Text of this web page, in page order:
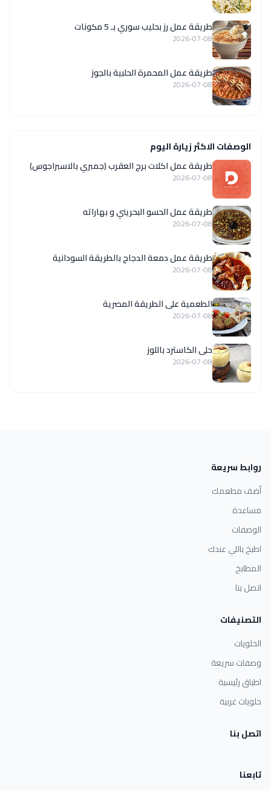
طريقة عمل رز بحليب سوري بـ 5 مكونات
2026-07-08
طريقة عمل المحمرة الحلبية بالجوز
2026-07-08
الوصفات الاكثر زيارة اليوم
طريقة عمل اكلات برج العقرب (جمبري بالاسبراجوس)
2026-07-08
طريقة عمل الحسو البحريني و بهاراته
2026-07-08
طريقة عمل دمعة الدجاج بالطريقة السودانية
2026-07-08
الطعمية على الطريقة المصرية
2026-07-08
حلى الكاسترد باللوز
2026-07-08
روابط سريعة
أضف مطعمك
مساعدة
الوصفات
اطبخ باللي عندك
المطابخ
اتصل بنا
التصنيفات
الحلويات
وصفات سريعة
اطباق رئيسية
حلويات غربية
اتصل بنا
تابعنا